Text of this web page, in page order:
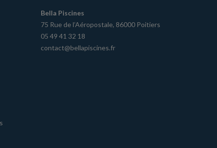
Bella Piscines
75 Rue de l’Aéropostale, 86000 Poitiers
05 49 41 32 18
contact@bellapiscines.fr